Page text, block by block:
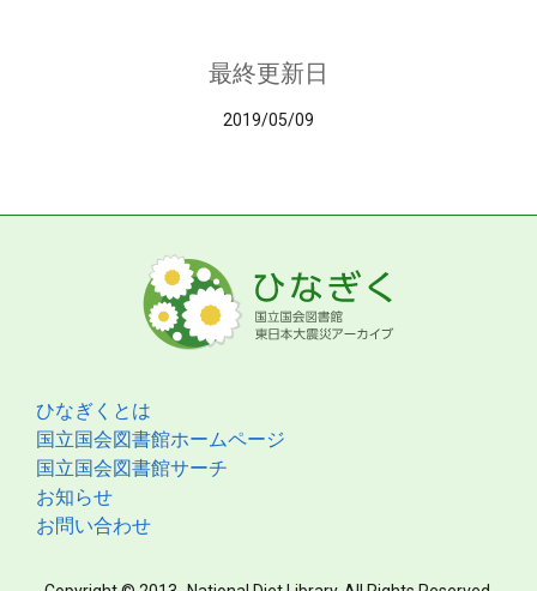
最終更新日
2019/05/09
ひなぎくとは
国立国会図書館ホームページ
国立国会図書館サーチ
お知らせ
お問い合わせ